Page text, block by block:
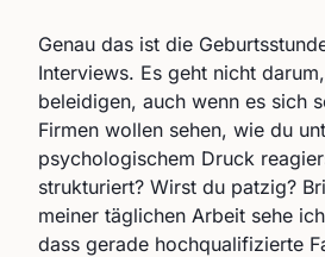
Genau das ist die
Interviews. Es geht nicht
beleidigen, auch wenn es sich
Firmen wollen sehen, wie du
psychologischem Druck
strukturiert? Wirst du patzig?
meiner täglichen Arbeit sehe
dass gerade hochqualifizierte